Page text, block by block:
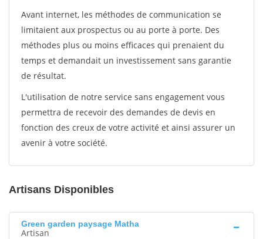
Avant internet, les méthodes de communication se
limitaient aux prospectus ou au porte à porte. Des
méthodes plus ou moins efficaces qui prenaient du
temps et demandait un investissement sans garantie
de résultat.
L'utilisation de notre service sans engagement vous
permettra de recevoir des demandes de devis en
fonction des creux de votre activité et ainsi assurer un
avenir à votre société.
Artisans Disponibles
Green garden paysage Matha
Artisan